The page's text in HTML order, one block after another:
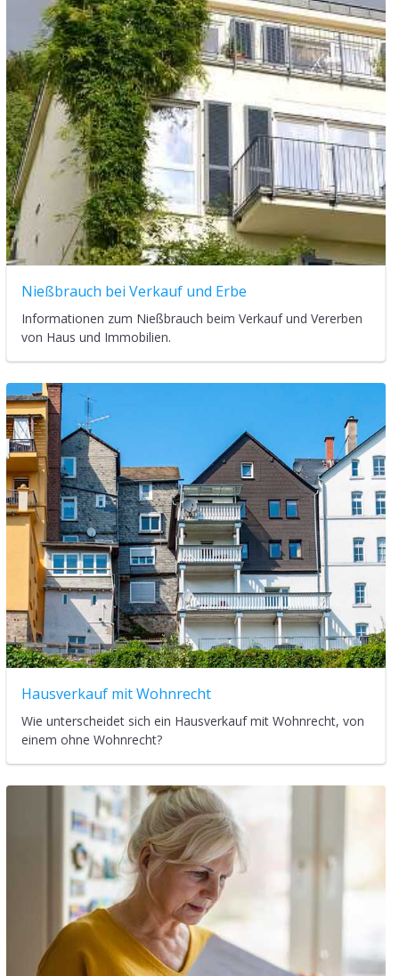
Nießbrauch bei Verkauf und Erbe
Informationen zum Nießbrauch beim Verkauf und Vererben
von Haus und Immobilien.
Hausverkauf mit Wohnrecht
Wie unterscheidet sich ein Hausverkauf mit Wohnrecht, von
einem ohne Wohnrecht?